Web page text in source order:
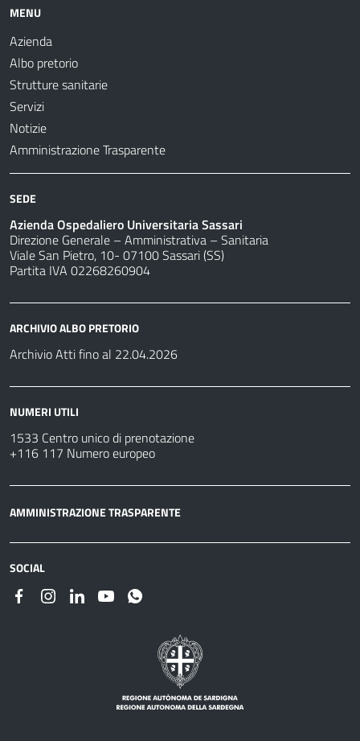
MENU
Azienda
Albo pretorio
Strutture sanitarie
Servizi
Notizie
Amministrazione Trasparente
SEDE
Azienda Ospedaliero Universitaria Sassari
Direzione Generale – Amministrativa – Sanitaria
Viale San Pietro, 10- 07100 Sassari (SS)
Partita IVA 02268260904
ARCHIVIO ALBO PRETORIO
Archivio Atti fino al 22.04.2026
NUMERI UTILI
1533 Centro unico di prenotazione
+116 117 Numero europeo
AMMINISTRAZIONE TRASPARENTE
SOCIAL